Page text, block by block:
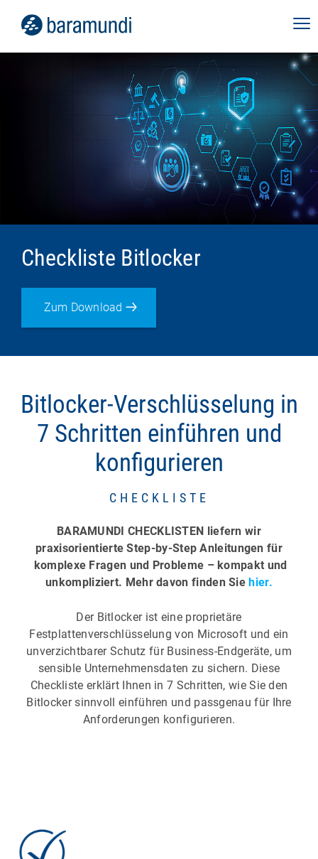
Checkliste Bitlocker
Zum Download
Bitlocker-Verschlüsselung in
7 Schritten einführen und
konfigurieren
CHECKLISTE
BARAMUNDI CHECKLISTEN liefern wir
praxisorientierte Step-by-Step Anleitungen für
komplexe Fragen und Probleme – kompakt und
unkompliziert. Mehr davon finden Siehier.
Der Bitlocker ist eine proprietäre
Festplattenverschlüsselung von Microsoft und ein
unverzichtbarer Schutz für Business-Endgeräte, um
sensible Unternehmensdaten zu sichern. Diese
Checkliste erklärt Ihnen in 7 Schritten, wie Sie den
Bitlocker sinnvoll einführen und passgenau für Ihre
Anforderungen konfigurieren.